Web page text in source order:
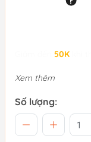
50K
Xem thêm
Số lượng: